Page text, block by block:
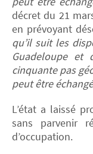
décret du 21
en prévoyant
qu’il suit les
Guadeloupe et
cinquante pas
peut être
L’état a laissé
sans parvenir
d’occupation.